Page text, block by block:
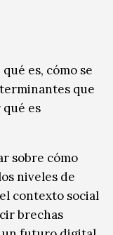
es, cómo se
que
es
sobre cómo
niveles de
contexto social
brechas